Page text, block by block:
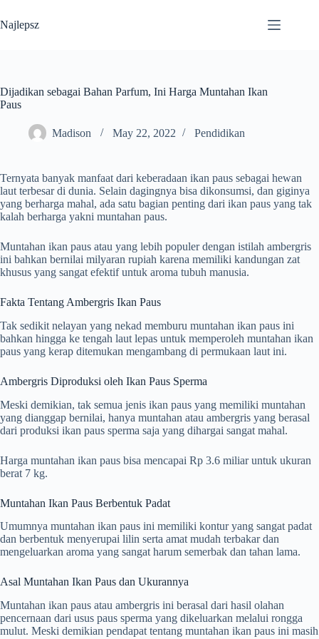
to
content
Najlepsz
Dijadikan sebagai Bahan Parfum, Ini Harga Muntahan Ikan
Paus
Madison May 22, 2022 Pendidikan
Ternyata banyak manfaat dari keberadaan ikan paus sebagai hewan
laut terbesar di dunia. Selain dagingnya bisa dikonsumsi, dan giginya
yang berharga mahal, ada satu bagian penting dari ikan paus yang tak
kalah berharga yakni muntahan paus.
Muntahan ikan paus atau yang lebih populer dengan istilah ambergris
ini bahkan bernilai milyaran rupiah karena memiliki kandungan zat
khusus yang sangat efektif untuk aroma tubuh manusia.
Fakta Tentang Ambergris Ikan Paus
Tak sedikit nelayan yang nekad memburu muntahan ikan paus ini
bahkan hingga ke tengah laut lepas untuk memperoleh muntahan ikan
paus yang kerap ditemukan mengambang di permukaan laut ini.
Ambergris Diproduksi oleh Ikan Paus Sperma
Meski demikian, tak semua jenis ikan paus yang memiliki muntahan
yang dianggap bernilai, hanya muntahan atau ambergris yang berasal
dari produksi ikan paus sperma saja yang dihargai sangat mahal.
Harga muntahan ikan paus bisa mencapai Rp 3.6 miliar untuk ukuran
berat 7 kg.
Muntahan Ikan Paus Berbentuk Padat
Umumnya muntahan ikan paus ini memiliki kontur yang sangat padat
dan berbentuk menyerupai lilin serta amat mudah terbakar dan
mengeluarkan aroma yang sangat harum semerbak dan tahan lama.
Asal Muntahan Ikan Paus dan Ukurannya
Muntahan ikan paus atau ambergris ini berasal dari hasil olahan
pencernaan dari usus paus sperma yang dikeluarkan melalui rongga
mulut. Meski demikian pendapat tentang muntahan ikan paus ini masih